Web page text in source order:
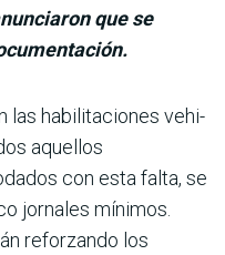
que se
las habilitaciones vehi­
aquellos
con esta falta, se
jornales mínimos.
reforzando los